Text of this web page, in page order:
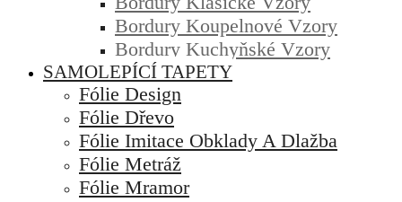
Bordury Koupelnové Vzory
Bordury Kuchyňské Vzory
SAMOLEPÍCÍ TAPETY
Fólie Design
Fólie Dřevo
Fólie Imitace Obklady A Dlažba
Fólie Metráž
Fólie Mramor